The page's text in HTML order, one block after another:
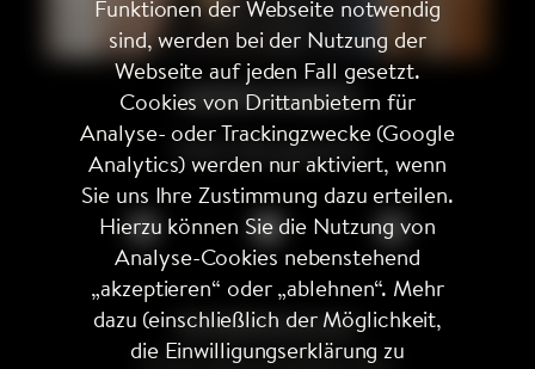
SABINE SCHMITZ
Talent Management
KontaktImpressum
Funktionen der Webseite notwendig
sind, werden bei der Nutzung der
Webseite auf jeden Fall gesetzt.
Cookies von Drittanbietern für
Analyse- oder Trackingzwecke (Google
Analytics) werden nur aktiviert, wenn
Sie uns Ihre Zustimmung dazu erteilen.
Hierzu können Sie die Nutzung von
Analyse-Cookies nebenstehend
„akzeptieren“ oder „ablehnen“. Mehr
dazu (einschließlich der Möglichkeit,
die Einwilligungserklärung zu